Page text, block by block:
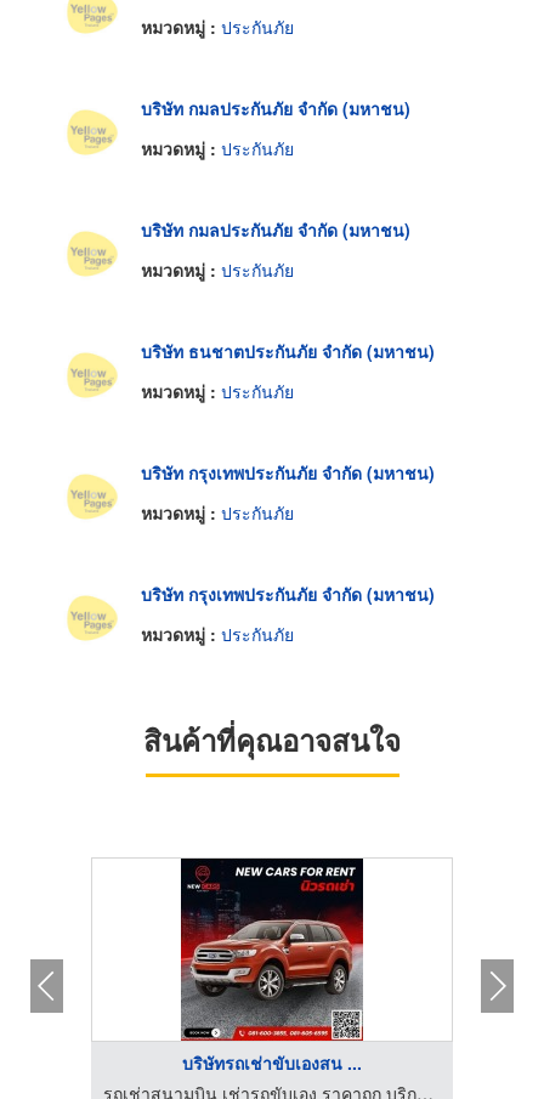
หมวดหมู่ : ประกันภัย
บริษัท กมลประกันภัย จำกัด (มหาชน)
หมวดหมู่ : ประกันภัย
บริษัท กมลประกันภัย จำกัด (มหาชน)
หมวดหมู่ : ประกันภัย
บริษัท ธนชาตประกันภัย จำกัด (มหาชน)
หมวดหมู่ : ประกันภัย
บริษัท กรุงเทพประกันภัย จำกัด (มหาชน)
หมวดหมู่ : ประกันภัย
บริษัท กรุงเทพประกันภัย จำกัด (มหาชน)
หมวดหมู่ : ประกันภัย
สินค้าที่คุณอาจสนใจ
บริษัทรถเช่าขับเองสน ...
รถเช่าสนามบิน เช่ารถขับเอง ราคาถูก บริการ 24 ชั่วโมง – นิวรถเช่า